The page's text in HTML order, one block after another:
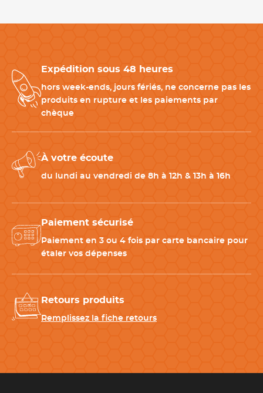
besoins ponctuels ou en lots de 10 et 50
établissements ayant un fort volume de service. Cette flexibilité
permet
d’adapter facilement les commandes
besoins des restaurants et métiers de bouche.
Tripli
-Kit porte-carnet avec carnet tripli
à l’emploi pour les serveurs.
Porte-blocs ouverture livre : recommandé pour un meilleur
-Tablier de service professionnel: pratique pour garder
CARACTÉRISTIQUES TECHNIQUES
Expédition sous 48 heures
hors week-ends, jours fériés, ne concerne pas les
produits en rupture et les paiements par
chèque
À votre écoute
du lundi au vendredi de 8h à 12h & 13h à 16h
Paiement sécurisé
Paiement en 3 ou 4 fois par carte bancaire pour
étaler vos dépenses
Retours produits
Remplissez la fiche retours